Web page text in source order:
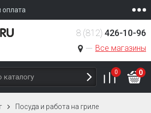
оплата
Все магазины
8 (812) 426-10-96
0 0
Посуда и работа на гриле